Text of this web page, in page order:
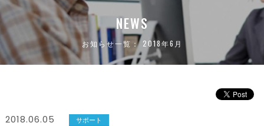
NEWS
お知らせ一覧： 2018年6月
2018.06.05 サポート